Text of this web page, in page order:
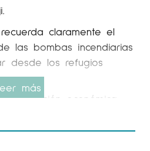
claramente el
las bombas incendiarias
desde los refugios
situación económica
de confortabilidad y
más